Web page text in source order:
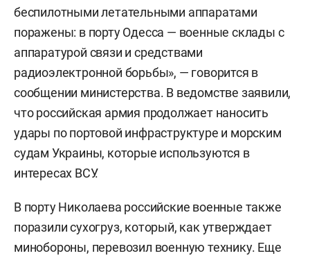
беспилотными летательными аппаратами
поражены: в порту Одесса — военные склады с
аппаратурой связи и средствами
радиоэлектронной борьбы», — говорится в
сообщении министерства. В ведомстве заявили,
что российская армия продолжает наносить
удары по портовой инфраструктуре и морским
судам Украины, которые используются в
интересах ВСУ.
В порту Николаева российские военные также
поразили сухогруз, который, как утверждает
минобороны, перевозил военную технику. Еще